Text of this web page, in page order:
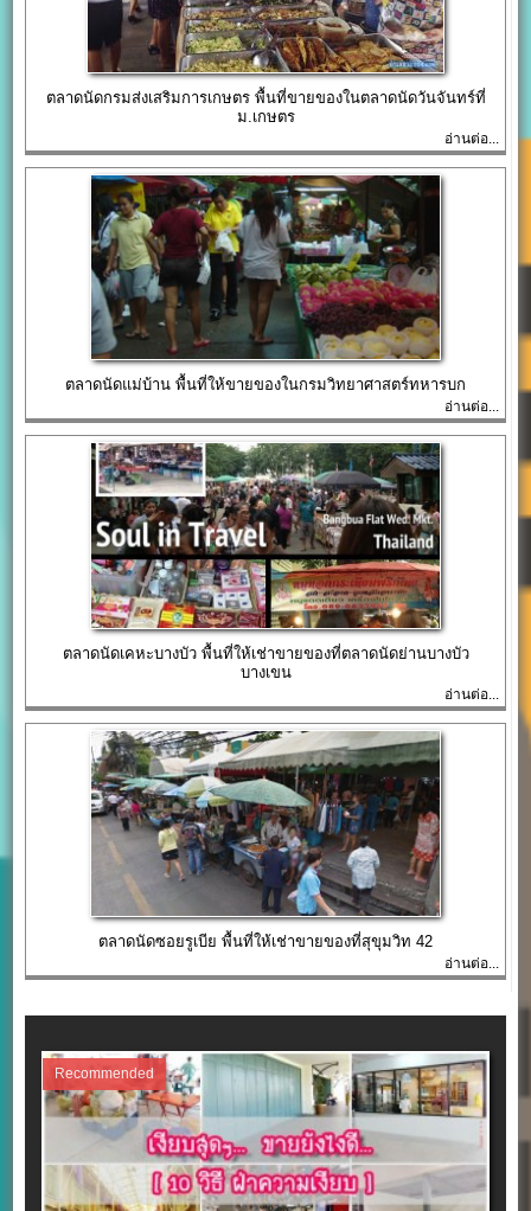
ตลาดนัดกรมส่งเสริมการเกษตร พื้นที่ขายของในตลาดนัดวันจันทร์ที่
ม.เกษตร
อ่านต่อ...
ตลาดนัดแม่บ้าน พื้นที่ให้ขายของในกรมวิทยาศาสตร์ทหารบก
อ่านต่อ...
ตลาดนัดเคหะบางบัว พื้นที่ให้เช่าขายของที่ตลาดนัดย่านบางบัว
บางเขน
อ่านต่อ...
ตลาดนัดซอยรูเบีย พื้นที่ให้เช่าขายของที่สุขุมวิท 42
อ่านต่อ...
Recommended